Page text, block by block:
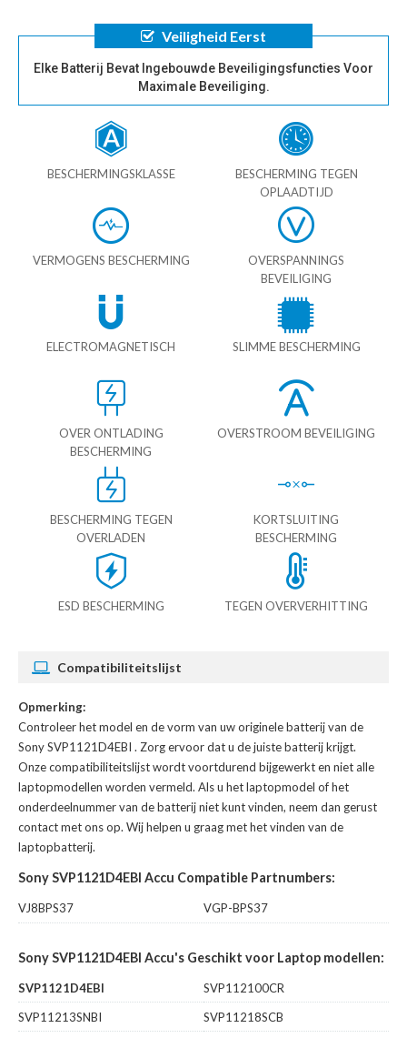
Veiligheid Eerst
Elke Batterij Bevat Ingebouwde Beveiligingsfuncties Voor
Maximale Beveiliging.
BESCHERMINGSKLASSE
BESCHERMING TEGEN
OPLAADTIJD
VERMOGENS BESCHERMING
OVERSPANNINGS
BEVEILIGING
ELECTROMAGNETISCH SLIMME BESCHERMING
OVER ONTLADING
BESCHERMING
OVERSTROOM BEVEILIGING
BESCHERMING TEGEN
OVERLADEN
KORTSLUITING
BESCHERMING
ESD BESCHERMING TEGEN OVERVERHITTING
Compatibiliteitslijst
Opmerking:
Controleer het model en de vorm van uw originele batterij van de
Sony SVP1121D4EBI . Zorg ervoor dat u de juiste batterij krijgt.
Onze compatibiliteitslijst wordt voortdurend bijgewerkt en niet alle
laptopmodellen worden vermeld. Als u het laptopmodel of het
onderdeelnummer van de batterij niet kunt vinden, neem dan gerust
contact met ons op. Wij helpen u graag met het vinden van de
laptopbatterij.
Sony SVP1121D4EBI Accu Compatible Partnumbers:
VJ8BPS37 VGP-BPS37
Sony SVP1121D4EBI Accu's Geschikt voor Laptop modellen:
SVP1121D4EBI
SVP112100CR
SVP11213SNBI
SVP11218SCB